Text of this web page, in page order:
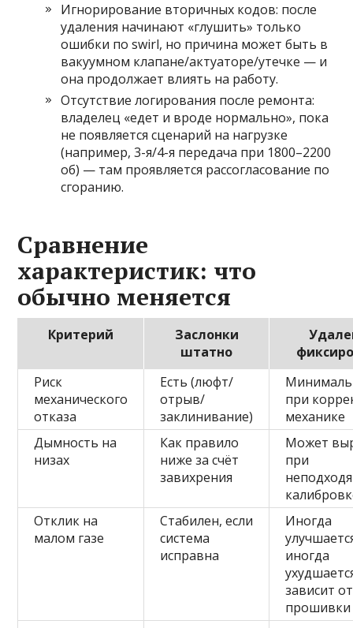
Игнорирование вторичных кодов: после
удаления начинают «глушить» только
ошибки по swirl, но причина может быть в
вакуумном клапане/актуаторе/утечке — и
она продолжает влиять на работу.
Отсутствие логирования после ремонта:
владелец «едет и вроде нормально», пока
не появляется сценарий на нагрузке
(например, 3-я/4-я передача при 1800–2200
об) — там проявляется рассогласование по
сгоранию.
Сравнение
характеристик: что
обычно меняется
Критерий
Заслонки
штатно
Риск
механического
отказа
Есть (люфт/
отрыв/
заклинивание)
при
механике
Дымность на
низах
Как правило
ниже за счёт
завихрения
Может
при
Отклик на
малом газе
Стабилен, если
система
исправна
Иногда
иногда
зависит от
прошивки